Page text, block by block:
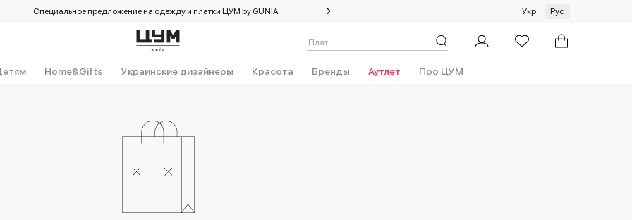
Специальное предложение на одежду и платки ЦУМ by GUNIA Укр Рус
Home&Gifts Украинские дизайнеры Красота Бренды Аутлет Про ЦУМ